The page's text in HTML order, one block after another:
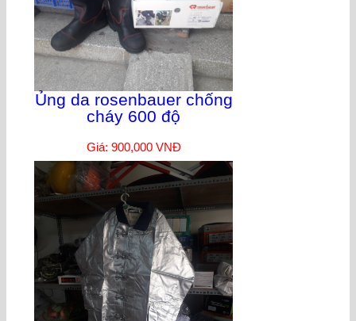
Ủng da rosenbauer chống
cháy 600 độ
Giá: 900,000 VNĐ